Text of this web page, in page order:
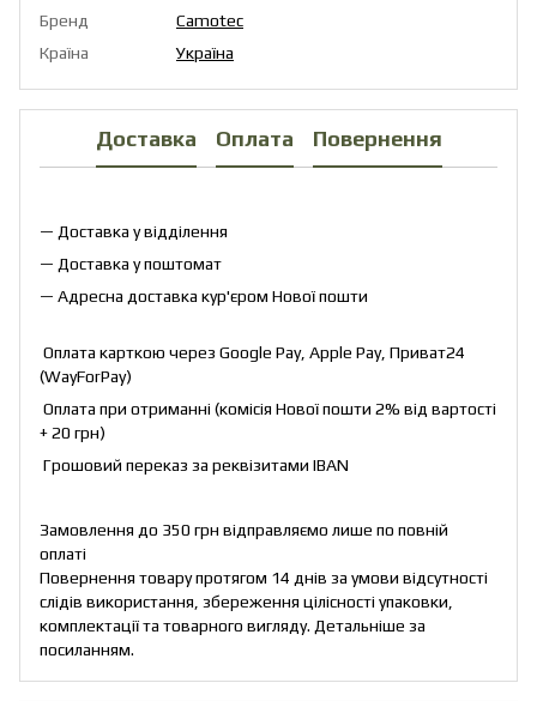
Бренд
Camotec
Країна
Україна
Доставка Оплата Повернення
— Доставка у відділення
— Доставка у поштомат
— Адресна доставка кур'єром Нової пошти
Оплата карткою через Google Pay, Apple Pay, Приват24
(WayForPay)
Оплата при отриманні (комісія Нової пошти 2% від вартості
+ 20 грн)
Грошовий переказ за реквізитами IBAN
Замовлення до 350 грн відправляємо лише по повній
оплаті
Повернення товару протягом 14 днів за умови відсутності
слідів використання, збереження цілісності упаковки,
комплектації та товарного вигляду. Детальніше за
посиланням.